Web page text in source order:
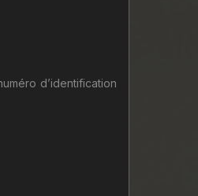
d’identification